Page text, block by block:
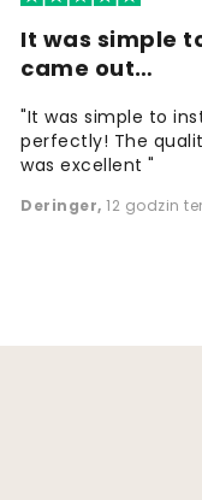
It was simple
came out…
"It was simple to
perfectly! The
was excellent "
Deringer, 12 godzin